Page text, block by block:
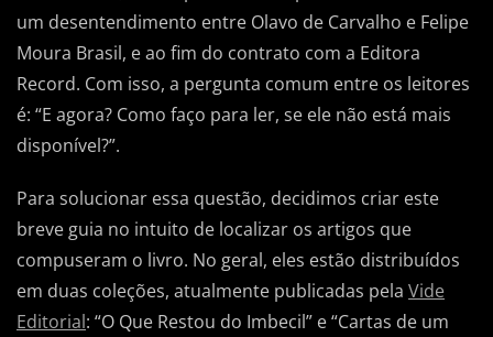
um desentendimento entre Olavo de Carvalho e Felipe
Moura Brasil, e ao fim do contrato com a Editora
Record. Com isso, a pergunta comum entre os leitores
é: “E agora? Como faço para ler, se ele não está mais
disponível?”.
Para solucionar essa questão, decidimos criar este
breve guia no intuito de localizar os artigos que
compuseram o livro. No geral, eles estão distribuídos
em duas coleções, atualmente publicadas pela Vide
Editorial: “O Que Restou do Imbecil” e “Cartas de um